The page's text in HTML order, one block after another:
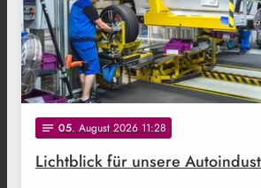
notes 05. August 2026 11:28
Lichtblick für unsere